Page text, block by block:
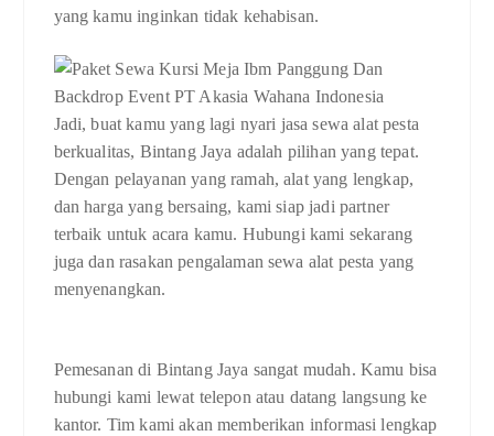
yang kamu inginkan tidak kehabisan.
Jadi, buat kamu yang lagi nyari jasa sewa alat pesta
berkualitas, Bintang Jaya adalah pilihan yang tepat.
Dengan pelayanan yang ramah, alat yang lengkap,
dan harga yang bersaing, kami siap jadi partner
terbaik untuk acara kamu. Hubungi kami sekarang
juga dan rasakan pengalaman sewa alat pesta yang
menyenangkan.
Pemesanan di Bintang Jaya sangat mudah. Kamu bisa
hubungi kami lewat telepon atau datang langsung ke
kantor. Tim kami akan memberikan informasi lengkap